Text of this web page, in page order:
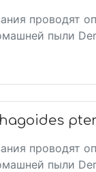
проводят
пыли
проводят
пыли